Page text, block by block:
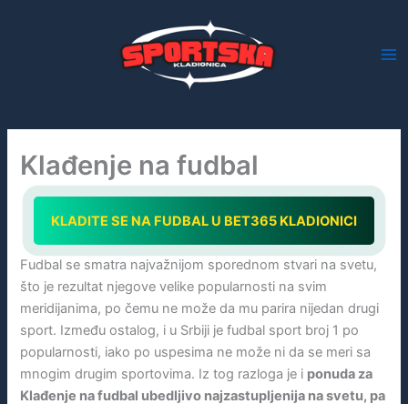
Klađenje na fudbal
KLADITE SE NA FUDBAL U BET365 KLADIONICI
Fudbal se smatra najvažnijom sporednom stvari na svetu,
što je rezultat njegove velike popularnosti na svim
meridijanima, po čemu ne može da mu parira nijedan drugi
sport. Između ostalog, i u Srbiji je fudbal sport broj 1 po
popularnosti, iako po uspesima ne može ni da se meri sa
mnogim drugim sportovima. Iz tog razloga je i ponuda za
Klađenje na fudbal ubedljivo najzastupljenija na svetu, pa